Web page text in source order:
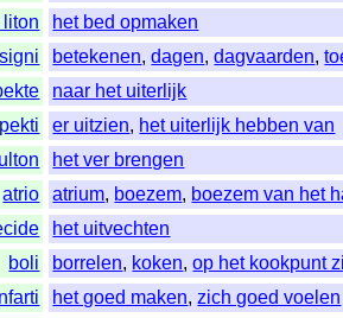
het bed opmaken
betekenen,dagen,dagvaarden,
naar het uiterlijk
er uitzien, het uiterlijk hebben van
het ver brengen
atrio
atrium, boezem, boezem van het
het uitvechten
boli
borrelen, koken,op het kookpunt
het goed maken,zich goed voelen